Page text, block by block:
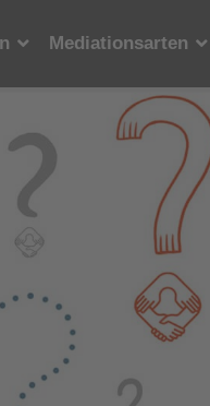
Mediationsarten